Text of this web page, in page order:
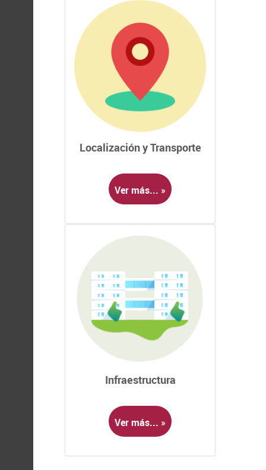
Localización y Transporte
Ver más... »
Infraestructura
Ver más... »